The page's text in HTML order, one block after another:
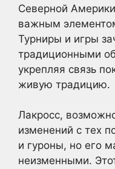
Северной
важным
Турниры и игры
традиционными
укрепляя связь
живую традицию.
Лакросс,
изменений с тех
и гуроны, но его
неизменными.